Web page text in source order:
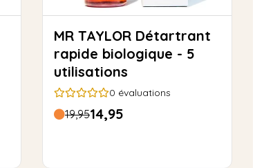
MR TAYLOR Détartrant
rapide biologique - 5
utilisations
0 évaluations
19,9514,95